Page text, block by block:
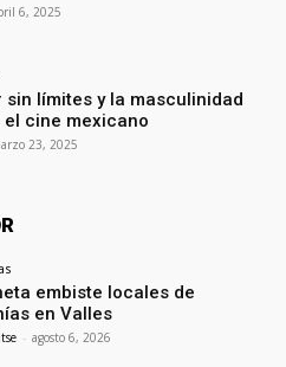
6, 2025
sin límites y la masculinidad
el cine mexicano
23, 2025
embiste locales de
en Valles
- agosto 6, 2026